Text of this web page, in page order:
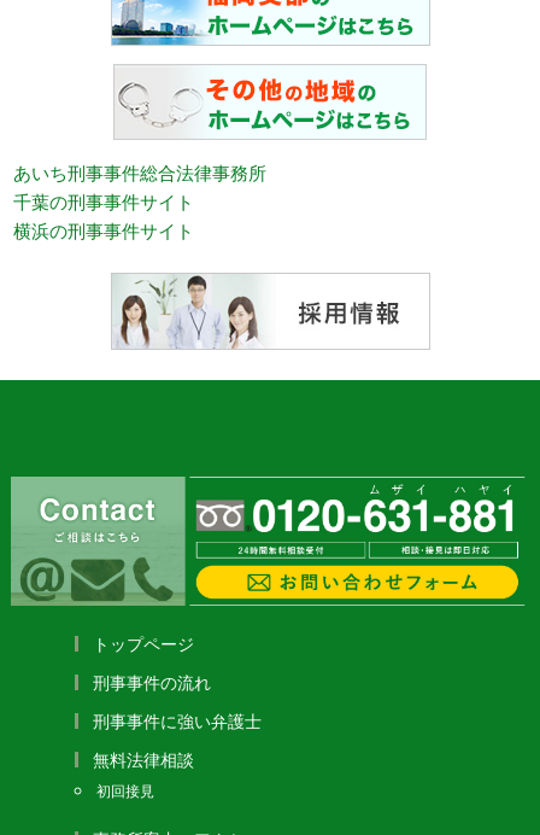
あいち刑事事件総合法律事務所
千葉の刑事事件サイト
横浜の刑事事件サイト
トップページ
刑事事件の流れ
刑事事件に強い弁護士
無料法律相談
初回接見